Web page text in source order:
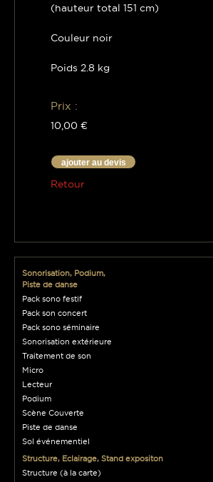
(hauteur total 151 cm)
Couleur noir
Poids 2.8 kg
Prix :
10,00 €
ajouter au devis
Retour
Sonorisation, Podium,
Piste de danse
Pack sono festif
Pack son concert
Pack sono séminaire
Sonorisation extérieure
Traitement de son
Micro
Lecteur
Podium
Scène Couverte
Piste de danse
Sol événementiel
Structure, Eclairage, Stand expositon
Structure (à la carte)